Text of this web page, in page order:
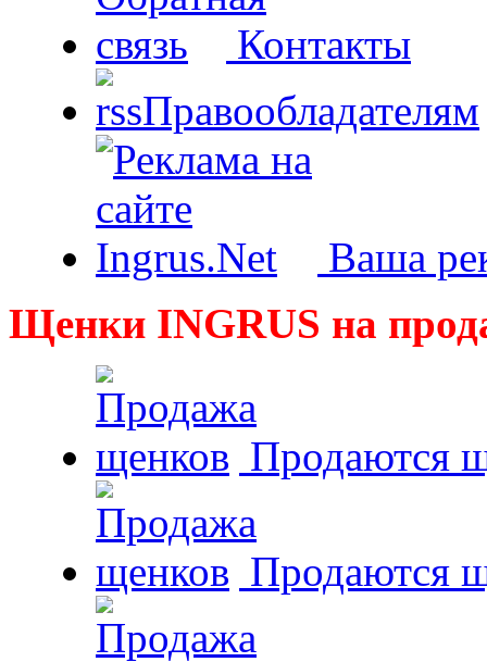
Контакты
Правообладателям
Ваша
Щенки INGRUS на
Продаются
Продаются